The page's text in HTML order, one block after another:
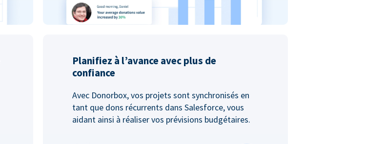
Planifiez à l’avance avec plus de
confiance
Avec Donorbox, vos projets sont synchronisés en
tant que dons récurrents dans Salesforce, vous
aidant ainsi à réaliser vos prévisions budgétaires.